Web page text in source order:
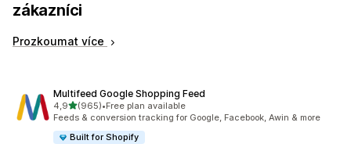
zákazníci
Prozkoumat více
Multifeed Google Shopping Feed
4,9z 5 hvězd
(965)
Celkový počet recenzí: 965
•Free plan available
Feeds & conversion tracking for Google, Facebook, Awin & more
Built for Shopify